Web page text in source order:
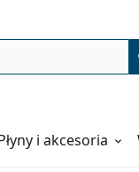
i akcesoria